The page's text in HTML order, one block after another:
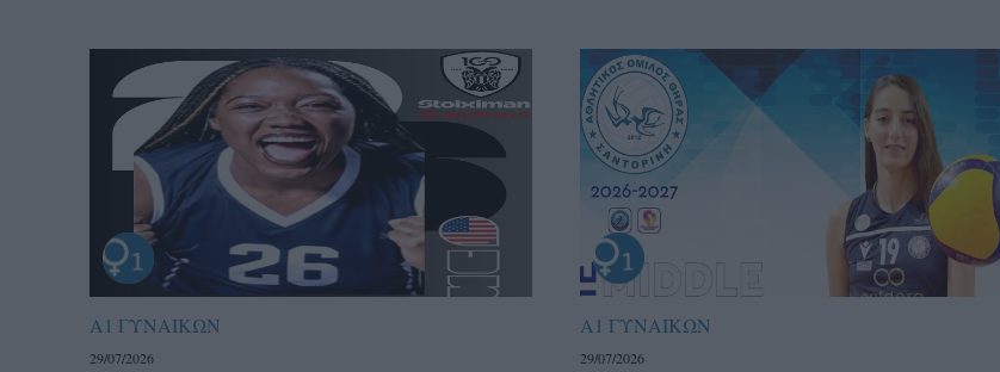
Α1 ΓΥΝΑΙΚΩΝ
29/07/2026
Α1 ΓΥΝΑΙΚΩΝ
29/07/2026